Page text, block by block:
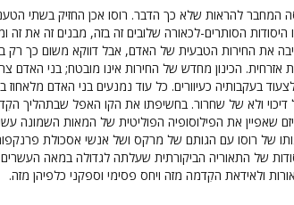
המחבר להראות שלא כך הדבר. רוסו אכן החזיק בשתי
הסותרים-לכאורה שלובים זה בזה, מבנים זה את זה
את החירות הטבעית של האדם, אבל דווקא משום כך רק
הכינון מחדש של החירות אינו מובטח; בני האדם
בעקבותיה כעיוורים. כל עוד נמנעים בני האדם מלאחוז
ולא של שחרור. בחשיפתו את הקו האפל שבתהליך
שאפיין את הפילוסופיה הפוליטית של המאות השמונה
של רוסו עם הגותם של מרקס ושל אנשי אסכולת
של התאוריה הביקורתית שעלתה לגדולה במאה
ולאידאת הקִדמה מזה ויחס פסימי וספקני כלפיהן מזה.